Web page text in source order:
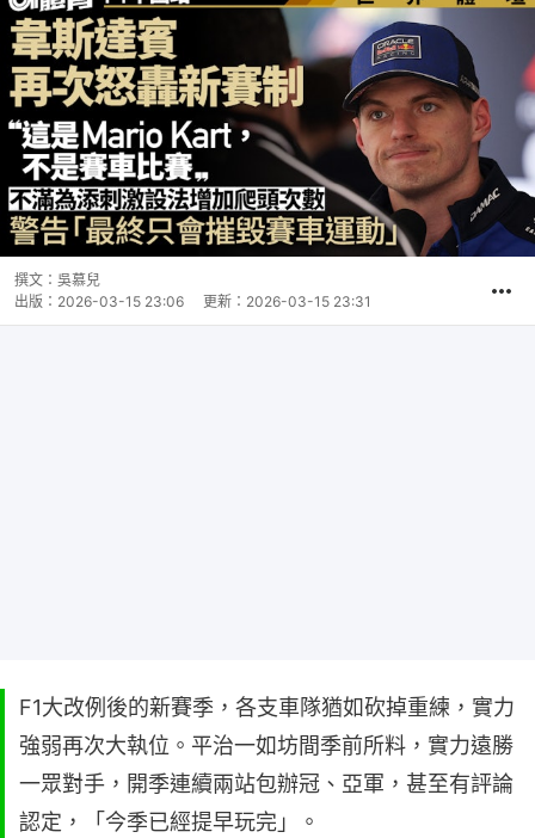
撰文： 吳慕兒
出版： 2026-03-15 23:06 更新： 2026-03-15 23:31
F1大改例後的新賽季，各支車隊猶如砍掉重練，實力
強弱再次大執位。平治一如坊間季前所料，實力遠勝
一眾對手，開季連續兩站包辦冠、亞軍，甚至有評論
認定，「今季已經提早玩完」。